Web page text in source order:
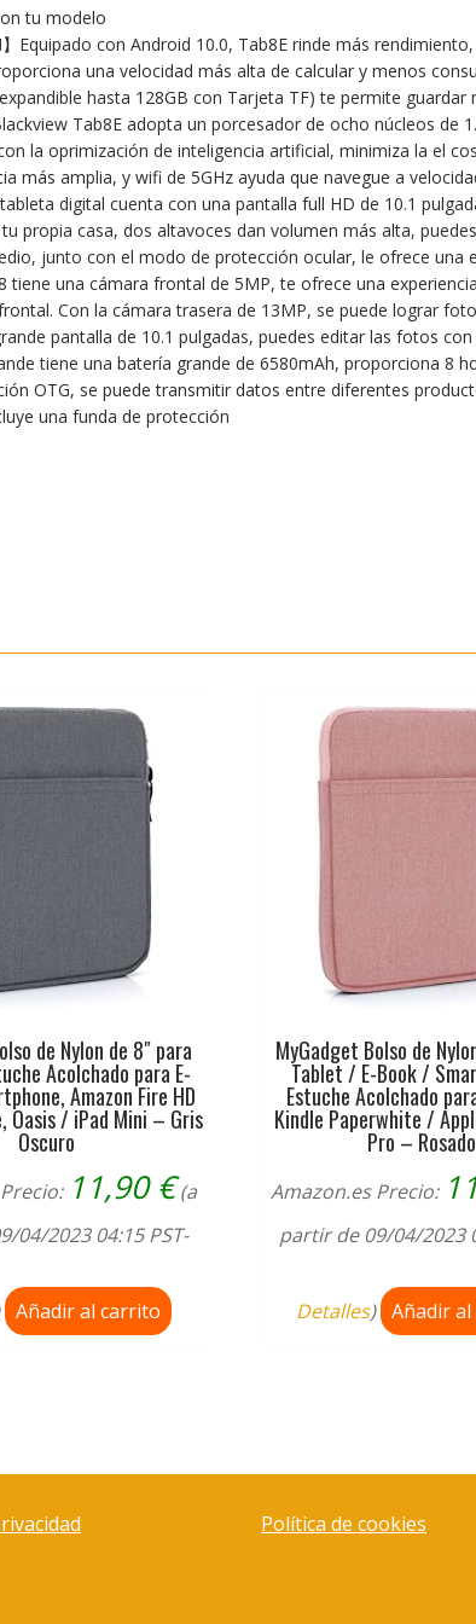
tu modelo
Equipado con Android 10.0, Tab8E rinde más
una velocidad más alta de calcular y menos
hasta 128GB con Tarjeta TF) te permite guardar
Tab8E adopta un porcesador de ocho núcleos
la oprimización de inteligencia artificial, minimiza la el
más amplia, y wifi de 5GHz ayuda que navegue a
digital cuenta con una pantalla full HD de 10.1
propia casa, dos altavoces dan volumen más alta,
junto con el modo de protección ocular, le ofrece una
tiene una cámara frontal de 5MP, te ofrece una
Con la cámara trasera de 13MP, se puede lograr
pantalla de 10.1 pulgadas, puedes editar las fotos
tiene una batería grande de 6580mAh, proporciona 8
OTG, se puede transmitir datos entre diferentes
una funda de protección
de Nylon de 8″ para
Acolchado para E-
Amazon Fire HD
Oasis / iPad Mini – Gris
Oscuro
11,90€ (a
04/2023 04:15 PST-
Añadir al carrito
MyGadget Bolso de
Tablet / E-Book /
Estuche Acolchado
Kindle Paperwhite /
Pro – Rosado
Amazon.es Precio:
partir de 09/04/2023
Detalles) Añadir
Política de cookies